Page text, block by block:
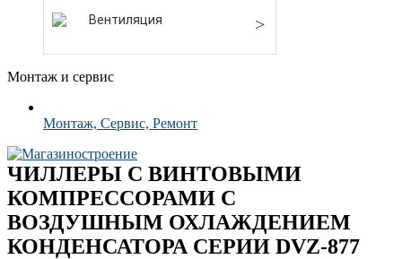
Вентиляция
Монтаж и сервис
Монтаж, Сервис, Ремонт
ЧИЛЛЕРЫ С ВИНТОВЫМИ
КОМПРЕССОРАМИ С
ВОЗДУШНЫМ ОХЛАЖДЕНИЕМ
КОНДЕНСАТОРА СЕРИИ DVZ-877